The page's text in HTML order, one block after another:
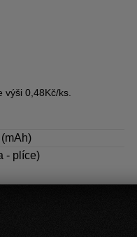
výši 0,48Kč/ks.
- plíce)